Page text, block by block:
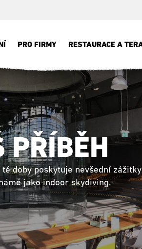
PRO FIRMY RESTAURACE A
PŘÍBĚH
doby poskytuje nevšední
jako indoor skydiving.